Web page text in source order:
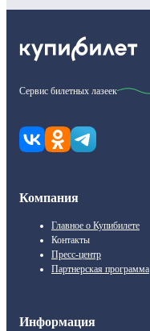
Сервис билетных лазеек
Компания
Главное о Купибилете
Контакты
Пресс-центр
Партнерская программа
Информация